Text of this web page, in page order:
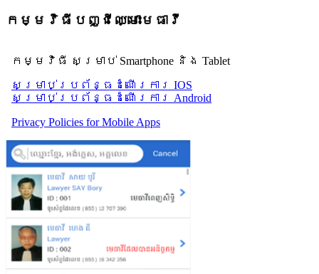
កម្មវិធីបញ្ជីឈ្មោះមេធាវី
កម្មវិធី សម្រាប់ Smartphone និង Tablet
សម្រាប់​ប្រព័ន្ធដំណើរការ IOS
សម្រាប់​ប្រព័ន្ធដំណើរការ Android
Privacy Policies for Mobile Apps